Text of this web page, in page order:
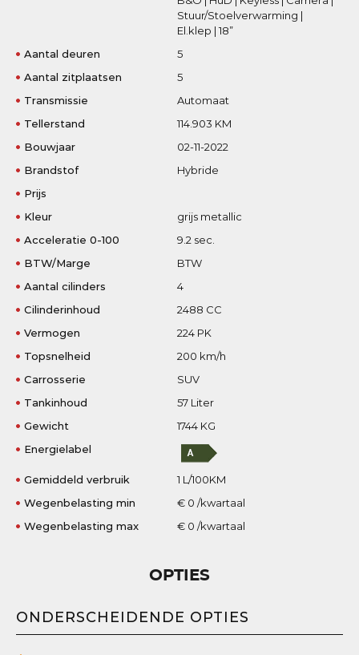
Stuur/Stoelverwarming |
El.klep | 18”
Aantal deuren
5
Aantal zitplaatsen
5
Transmissie
Automaat
Tellerstand
114.903 KM
Bouwjaar
02-11-2022
Brandstof
Hybride
Prijs
Kleur
grijs metallic
Acceleratie 0-100
9.2 sec.
BTW/Marge
BTW
Aantal cilinders
4
Cilinderinhoud
2488 CC
Vermogen
224 PK
Topsnelheid
200 km/h
Carrosserie
SUV
Tankinhoud
57 Liter
Gewicht
1744 KG
Energielabel
Gemiddeld verbruik
1 L/100KM
Wegenbelasting min
€ 0 /kwartaal
Wegenbelasting max
€ 0 /kwartaal
OPTIES
ONDERSCHEIDENDE OPTIES